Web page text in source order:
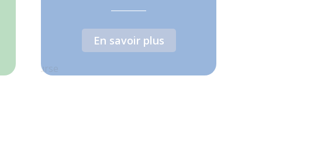
En savoir plus